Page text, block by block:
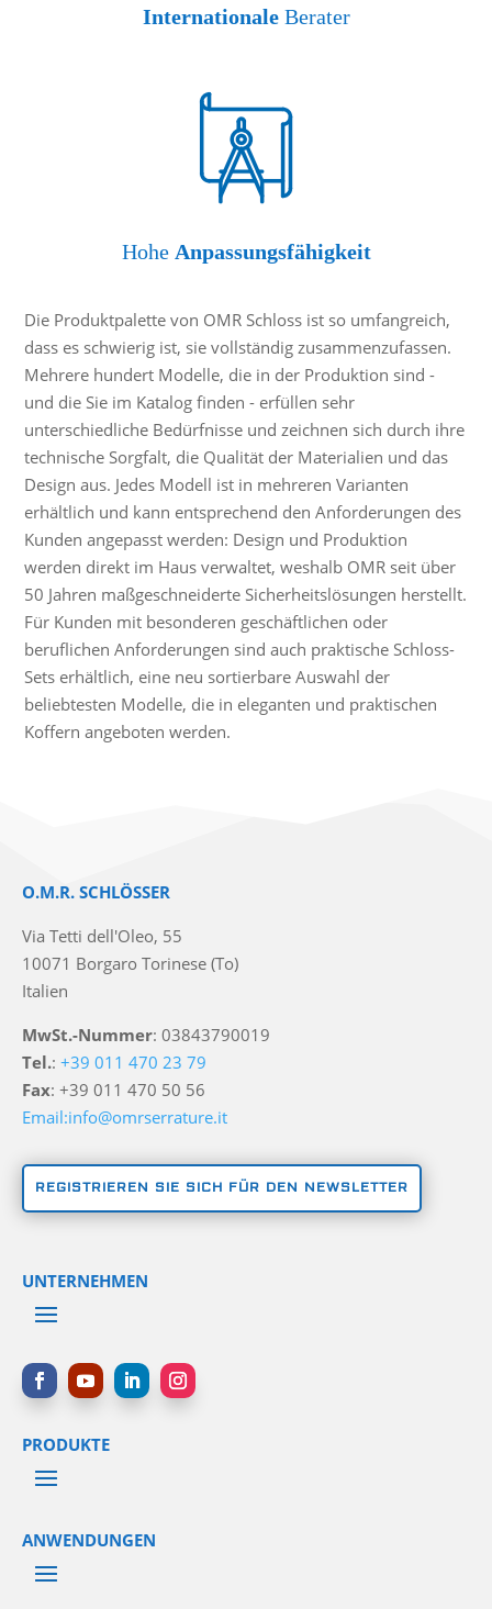
InternationaleBerater
Hohe Anpassungsfähigkeit
Die Produktpalette von OMR Schloss ist so umfangreich,
dass es schwierig ist, sie vollständig zusammenzufassen.
Mehrere hundert Modelle, die in der Produktion sind -
und die Sie im Katalog finden - erfüllen sehr
unterschiedliche Bedürfnisse und zeichnen sich durch ihre
technische Sorgfalt, die Qualität der Materialien und das
Design aus. Jedes Modell ist in mehreren Varianten
erhältlich und kann entsprechend den Anforderungen des
Kunden angepasst werden: Design und Produktion
werden direkt im Haus verwaltet, weshalb OMR seit über
50 Jahren maßgeschneiderte Sicherheitslösungen herstellt.
Für Kunden mit besonderen geschäftlichen oder
beruflichen Anforderungen sind auch praktische Schloss-
Sets erhältlich, eine neu sortierbare Auswahl der
beliebtesten Modelle, die in eleganten und praktischen
Koffern angeboten werden.
O.M.R. SCHLÖSSER
Via Tetti dell'Oleo, 55
10071 Borgaro Torinese (To)
Italien
MwSt.-Nummer: 03843790019
Tel.:+39 011 470 23 79
Fax: +39 011 470 50 56
Email:info@omrserrature.it
REGISTRIEREN SIE SICH FÜR DEN NEWSLETTER
UNTERNEHMEN
PRODUKTE
ANWENDUNGEN